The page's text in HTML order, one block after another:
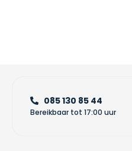
085 130 85 44
Bereikbaar tot 17:00 uur